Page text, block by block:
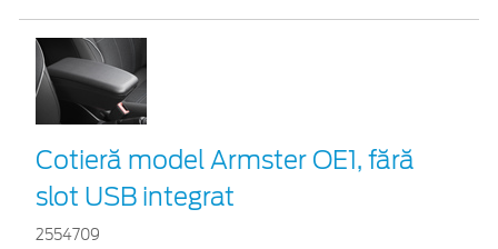
Cotieră model Armster OE1, fără
slot USB integrat
2554709